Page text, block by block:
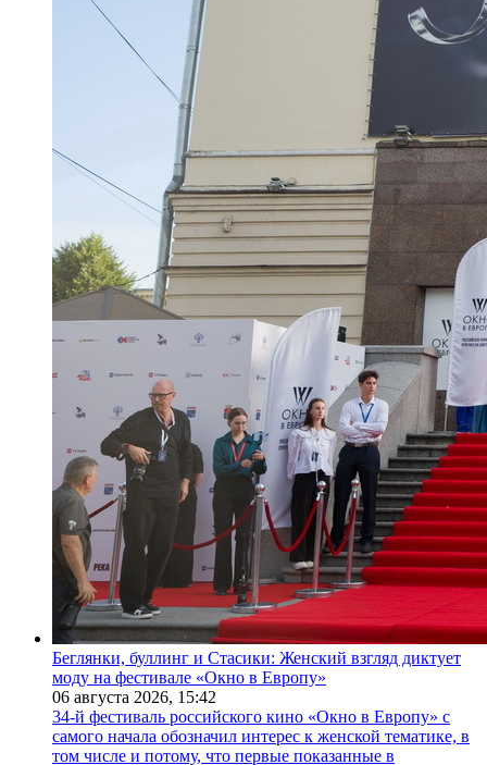
Беглянки, буллинг и Стасики: Женский взгляд диктует
моду на фестивале «Окно в Европу»
06 августа 2026, 15:42
34-й фестиваль российского кино «Окно в Европу» с
самого начала обозначил интерес к женской тематике, в
том числе и потому, что первые показанные в